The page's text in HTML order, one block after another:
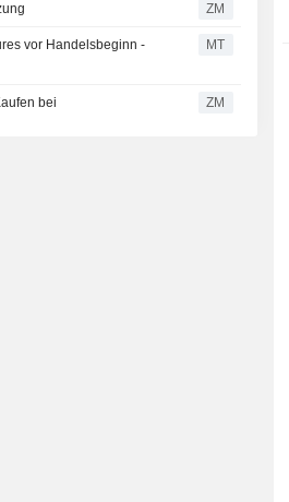
ZM
vor Handelsbeginn -
MT
Kaufen bei ZM